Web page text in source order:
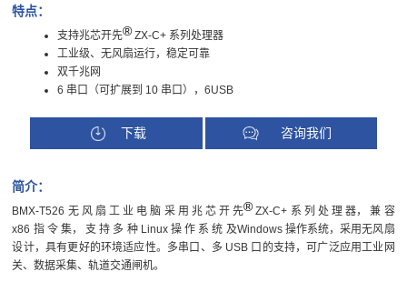
特点：
支持兆芯开先®ZX-C+ 系列处理器
工业级、无风扇运行，稳定可靠
双千兆网
6 串口（可扩展到 10 串口），6USB
下载 咨询我们
简介：
BMX-T526 无 风 扇 工 业 电 脑 采 用 兆 芯 开 先® ZX-C+ 系 列 处 理 器， 兼 容
x86 指 令 集， 支 持 多 种 Linux 操 作 系 统 及Windows 操作系统，采用无风扇
设计，具有更好的环境适应性。多串口、多 USB 口的支持，可广泛应用工业网
关、数据采集、轨道交通闸机。